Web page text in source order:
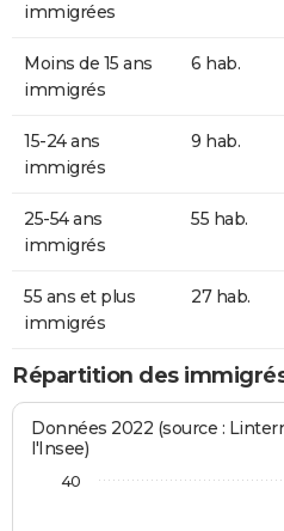
immigrées
Moins de 15 ans
immigrés
6 hab.
15-24 ans
immigrés
9 hab.
25-54 ans
immigrés
55 hab.
55 ans et plus
immigrés
27 hab.
Répartition des
Données 2022 (source :
l'Insee)
40